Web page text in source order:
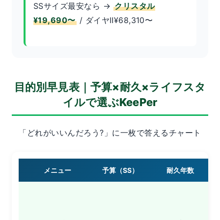
SSサイズ最安なら → クリスタル
¥19,690〜 / ダイヤⅡ¥68,310〜
目的別早見表｜予算×耐久×ライフスタ
イルで選ぶKeePer
「どれがいいんだろう?」に一枚で答えるチャート
メニュー 予算（SS） 耐久年数